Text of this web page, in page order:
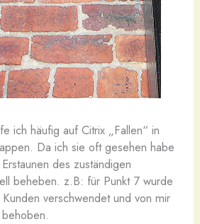
ich häufig auf Citrix „Fallen“ in
Da ich sie oft gesehen habe
des zuständigen
beheben. z.B: für Punkt 7 wurde
verschwendet und von mir